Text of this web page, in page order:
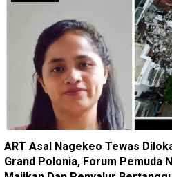
ART Asal Nagekeo Tewas
Grand Polonia, Forum Pemuda